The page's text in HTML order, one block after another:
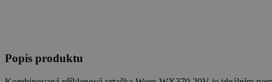
Popis produktu